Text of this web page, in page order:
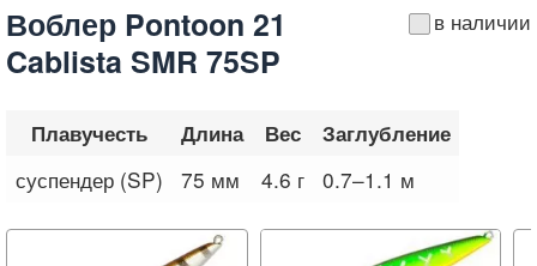
в наличии
Воблер Pontoon 21
Cablista SMR 75SP
Плавучесть Длина Вес Заглубление
суспендер (SP) 75 мм 4.6 г 0.7–1.1 м